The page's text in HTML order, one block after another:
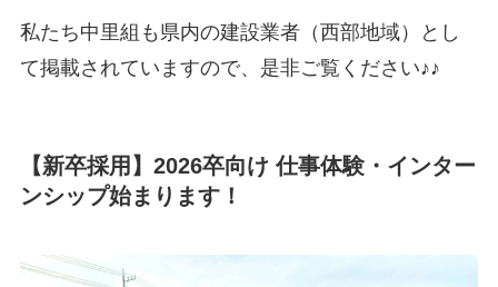
私たち中里組も県内の建設業者（西部地域）とし
て掲載されていますので、是非ご覧ください♪♪
【新卒採用】2026卒向け 仕事体験・インター
ンシップ始まります！